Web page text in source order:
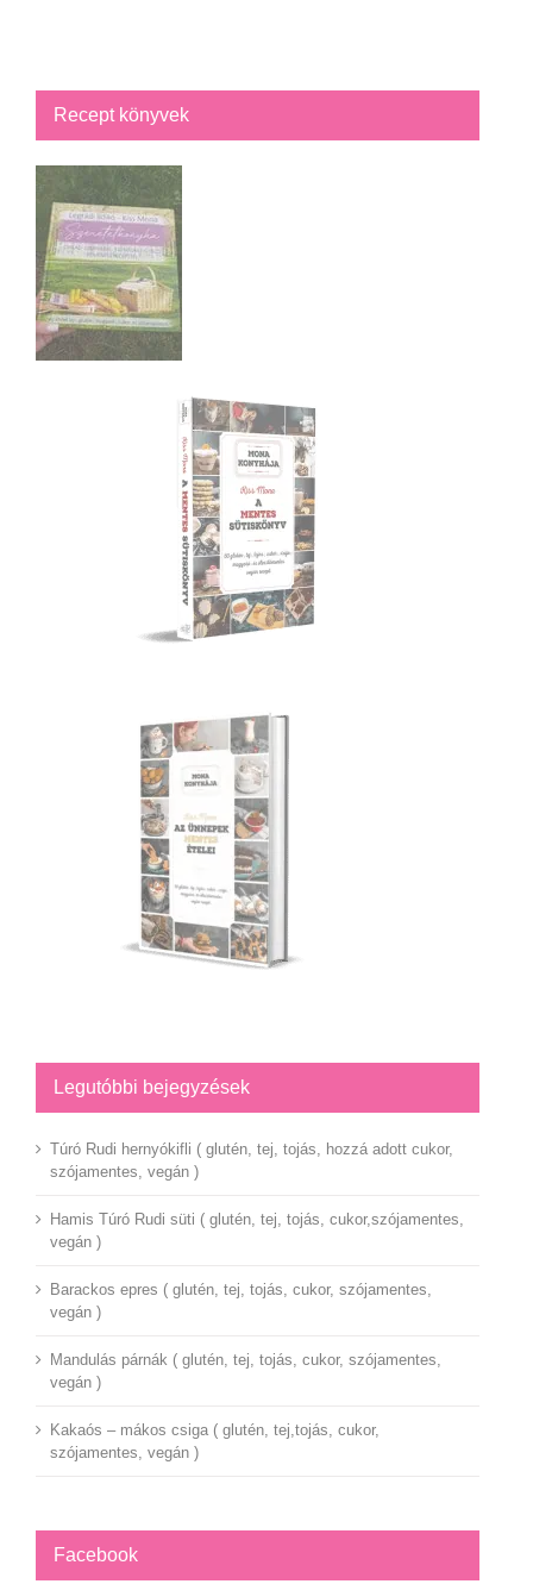
Recept könyvek
Legutóbbi bejegyzések
Túró Rudi hernyókifli ( glutén, tej, tojás, hozzá adott cukor,
szójamentes, vegán )
Hamis Túró Rudi süti ( glutén, tej, tojás, cukor,szójamentes,
vegán )
Barackos epres ( glutén, tej, tojás, cukor, szójamentes,
vegán )
Mandulás párnák ( glutén, tej, tojás, cukor, szójamentes,
vegán )
Kakaós – mákos csiga ( glutén, tej,tojás, cukor,
szójamentes, vegán )
Facebook